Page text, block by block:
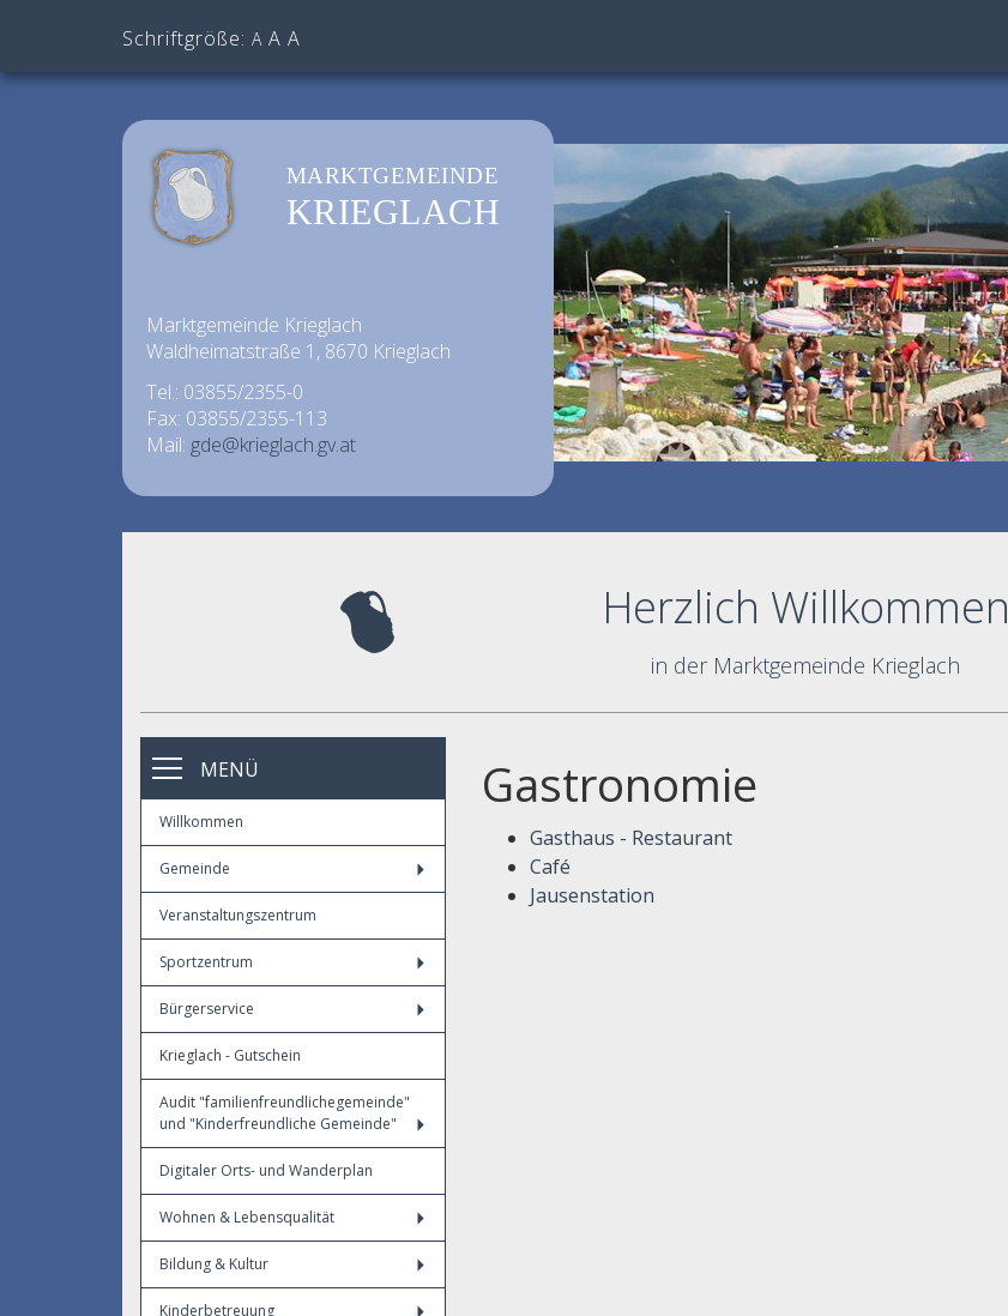
Schriftgröße: A A A
MARKTGEMEINDE
KRIEGLACH
Marktgemeinde Krieglach
Waldheimatstraße 1, 8670 Krieglach
Tel.: 03855/2355-0
Fax: 03855/2355-113
Mail: gde@krieglach.gv.at
Herzlich Willkommen
in der Marktgemeinde Krieglach
MENÜ
Willkommen
Gemeinde
Veranstaltungszentrum
Sportzentrum
Bürgerservice
Krieglach - Gutschein
Audit "familienfreundlichegemeinde"
und "Kinderfreundliche Gemeinde"
Digitaler Orts- und Wanderplan
Wohnen & Lebensqualität
Bildung & Kultur
Kinderbetreuung
Gastronomie
Gasthaus - Restaurant
Café
Jausenstation